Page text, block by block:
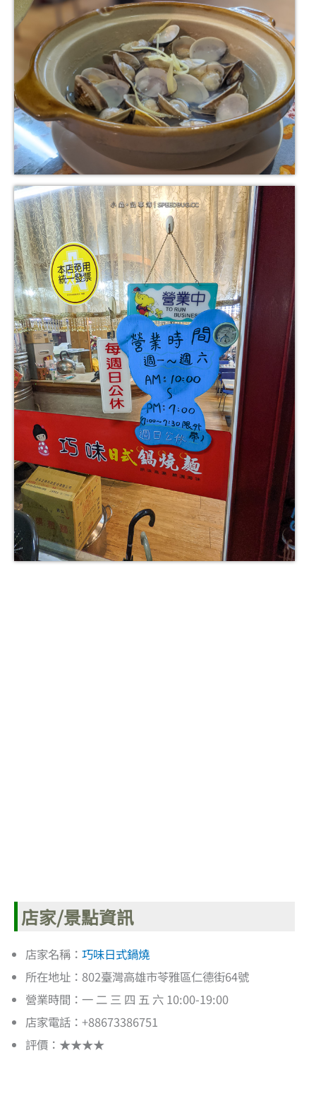
店家/景點資訊
店家名稱：巧味日式鍋燒
所在地址：802臺灣高雄市苓雅區仁德街64號
營業時間：一 二 三 四 五 六 10:00-19:00
店家電話：+88673386751
評價：★★★★